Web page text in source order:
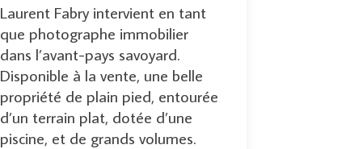
Laurent Fabry intervient en tant
que photographe immobilier
dans l’avant-pays savoyard.
Disponible à la vente, une belle
propriété de plain pied, entourée
d’un terrain plat, dotée d’une
piscine, et de grands volumes.